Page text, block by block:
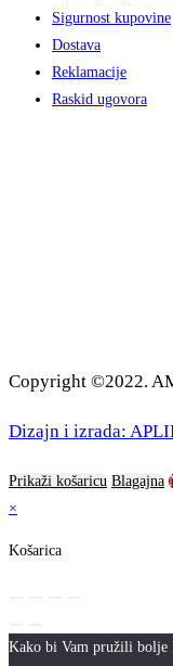
Sigurnost kupovine
Dostava
Reklamacije
Raskid ugovora
Copyright ©2022.
Dizajn i izrada:
Prikaži košaricu Blagajna
×
Košarica
Kako bi Vam pružili bolje